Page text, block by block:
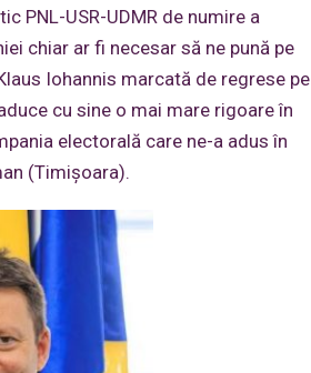
PNL-USR-UDMR de numire a
chiar ar fi necesar să ne pună pe
Iohannis marcată de regrese pe
cu sine o mai mare rigoare în
electorală care ne-a adus în
(Timișoara).